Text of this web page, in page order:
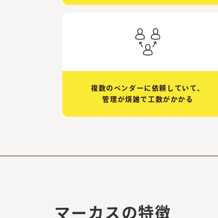
複数のベンダーに依頼していて、
管理が煩雑で工数がかかる
マーカスの特徴